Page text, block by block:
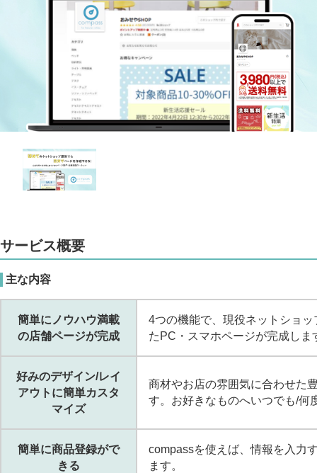
サービス概要
主な内容
簡単にノウハウ満載
の店舗ページが完成
4つの機能で、現役ネットショ
たPC・スマホページが完成しま
好みのデザイン/レイ
アウトに簡単カスタ
マイズ
商材やお店の雰囲気に合わせた
す。お好きなものへいつでも/何
簡単に商品登録がで
きる
compassを使えば、情報を入力
ます。